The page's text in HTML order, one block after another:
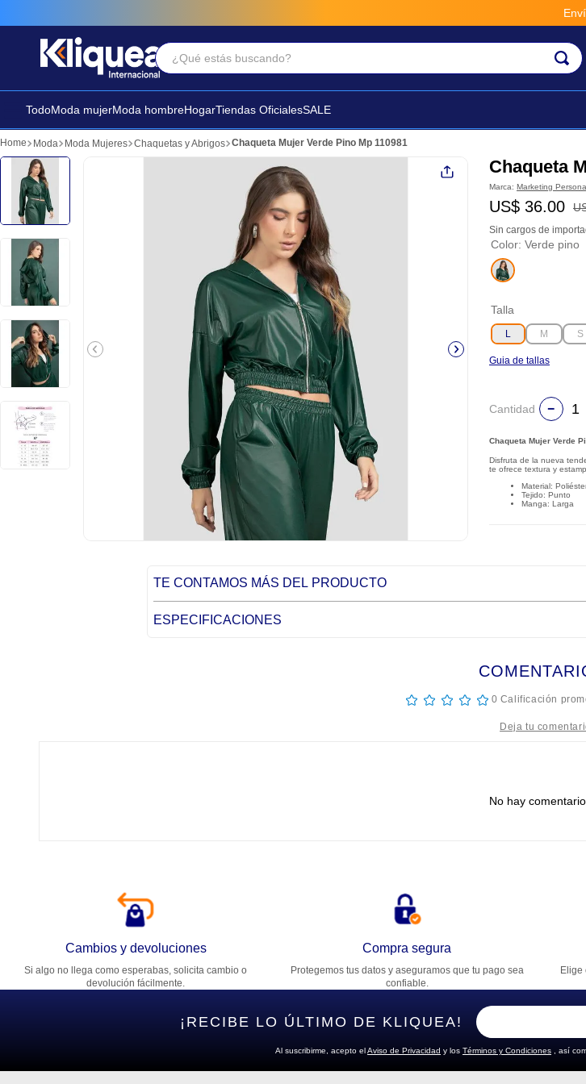
Envío
¿Qué estás buscando?
TodoModa mujerModa hombreHogarTiendas OficialesSALE
Moda Moda Mujeres Chaquetas y Abrigos Chaqueta Mujer Verde Pino Mp 110981
Chaqueta
Marca: Marketing
US$ 36.00
Sin cargos de
Color: Verde pino
Talla
L M S
Guia de tallas
Cantidad
Chaqueta Mujer Verde
Disfruta de la nueva
te ofrece textura y
Material:
Tejido: Punto
Manga: Larga
TE CONTAMOS MÁS DEL PRODUCTO
ESPECIFICACIONES
☆ ☆ ☆ ☆ ☆ 0 Calificación
Dirección de email
Escribe un comentario
No hay
Cambios y devoluciones
Si algo no llega como esperabas, solicita cambio o
devolución fácilmente.
Compra segura
Protegemos tus datos y aseguramos que tu pago sea
confiable.
Elige
¡RECIBE LO ÚLTIMO DE KLIQUEA!
Al suscribirme, acepto elAviso de Privacidad y los Términos y Condiciones , así
Términos Más Buscados
2. faldas
3. sandalia